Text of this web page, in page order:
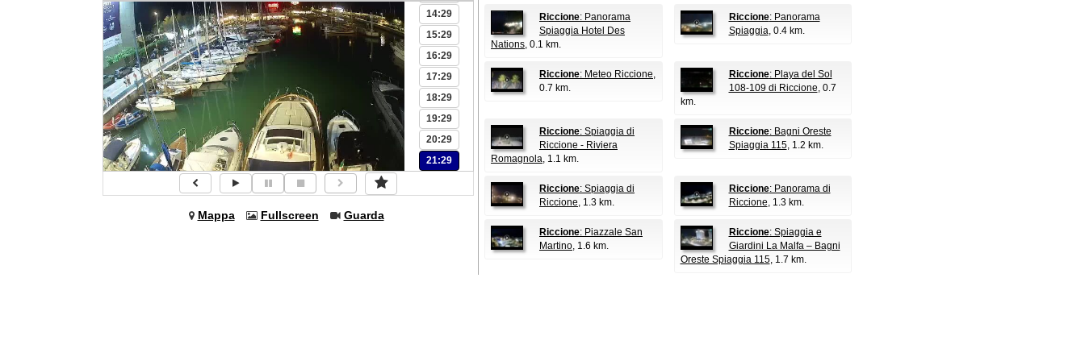
14:29
15:29
16:29
17:29
18:29
19:29
20:29
21:29
Mappa Fullscreen Guarda
Riccione: Panorama
Spiaggia Hotel Des
Nations, 0.1 km.
Riccione: Panorama
Spiaggia, 0.4 km.
Riccione: Meteo Riccione,
0.7 km.
Riccione: Playa del Sol
108-109 di Riccione, 0.7
km.
Riccione: Spiaggia di
Riccione - Riviera
Romagnola, 1.1 km.
Riccione: Bagni Oreste
Spiaggia 115, 1.2 km.
Riccione: Spiaggia di
Riccione, 1.3 km.
Riccione: Panorama di
Riccione, 1.3 km.
Riccione: Piazzale San
Martino, 1.6 km.
Riccione: Spiaggia e
Giardini La Malfa – Bagni
Oreste Spiaggia 115, 1.7 km.